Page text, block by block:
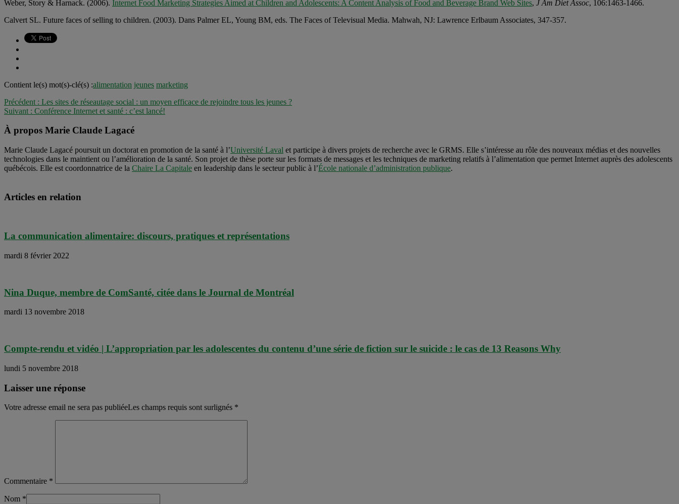
Weber, Story & Harnack. (2006). Internet Food Marketing Strategies Aimed at Children and Adolescents: A Content Analysis of Food and Beverage Brand Web Sites, J Am Diet Assoc, 106:1463-1466.
Calvert SL. Future faces of selling to children. (2003). Dans Palmer EL, Young BM, eds. The Faces of Televisual Media. Mahwah, NJ: Lawrence Erlbaum Associates, 347-357.
Contient le(s) mot(s)-clé(s) :alimentation jeunes marketing
Précédent : Les sites de réseautage social : un moyen efficace de rejoindre tous les jeunes ?
Suivant : Conférence Internet et santé : c’est lancé!
À propos Marie Claude Lagacé
Marie Claude Lagacé poursuit un doctorat en promotion de la santé à l’Université Laval et participe à divers projets de recherche avec le GRMS. Elle s’intéresse au rôle des nouveaux médias et des nouvelles
technologies dans le maintient ou l’amélioration de la santé. Son projet de thèse porte sur les formats de messages et les techniques de marketing relatifs à l’alimentation que permet Internet auprès des adolescents
québécois. Elle est coordonnatrice de la Chaire La Capitale en leadership dans le secteur public à l’École nationale d’administration publique.
Articles en relation
La communication alimentaire: discours, pratiques et représentations
mardi 8 février 2022
Nina Duque, membre de ComSanté, citée dans le Journal de Montréal
mardi 13 novembre 2018
Compte-rendu et vidéo | L’appropriation par les adolescentes du contenu d’une série de fiction sur le suicide : le cas de 13 Reasons Why
lundi 5 novembre 2018
Laisser une réponse
Votre adresse email ne sera pas publiéeLes champs requis sont surlignés *
Commentaire *
Nom *